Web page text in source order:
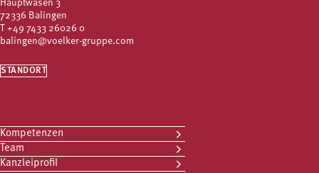
Hauptwasen 3
72336 Balingen
T +49 7433 26026 0
balingen@voelker-gruppe.com
STANDORT
Kompetenzen
Team
Kanzleiprofil